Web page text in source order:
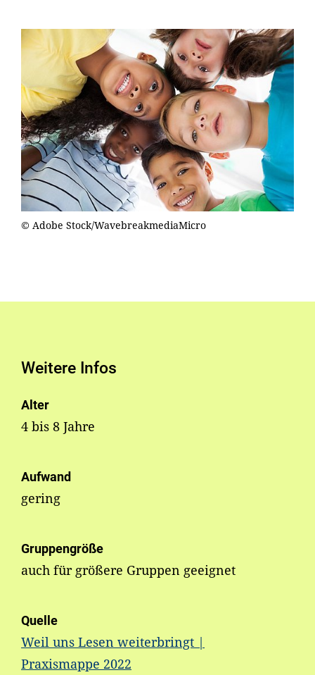
© Adobe Stock/WavebreakmediaMicro
Weitere Infos
Alter
4 bis 8 Jahre
Aufwand
gering
Gruppengröße
auch für größere Gruppen geeignet
Quelle
Weil uns Lesen weiterbringt |
Praxismappe 2022